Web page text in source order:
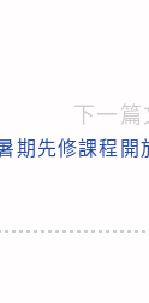
下一篇
期先修課程開